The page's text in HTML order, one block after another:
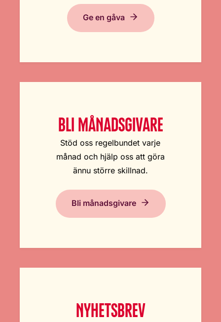
Ge en gåva
BLI MÅNADSGIVARE
Stöd oss regelbundet varje
månad och hjälp oss att göra
ännu större skillnad.
Bli månadsgivare
NYHETSBREV